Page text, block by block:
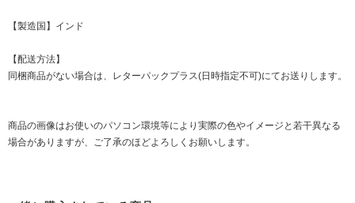
【製造国】インド
【配送方法】
同梱商品がない場合は、レターパックプラス(日時指定不可)にてお送りします。
商品の画像はお使いのパソコン環境等により実際の色やイメージと若干異なる
場合がありますが、ご了承のほどよろしくお願いします。